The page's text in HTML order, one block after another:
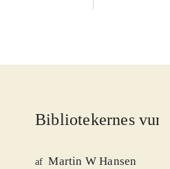
Bibliotekernes
af Martin W Hansen